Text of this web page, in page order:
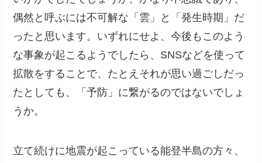
偶然と呼ぶには不可解な「雲」と「発生時期」だ
ったと思います。いずれにせよ、今後もこのよう
な事象が起こるようでしたら、SNSなどを使って
拡散をすることで、たとえそれが思い過ごしだっ
たとしても、「予防」に繋がるのではないでしょ
うか。
立て続けに地震が起こっている能登半島の方々、